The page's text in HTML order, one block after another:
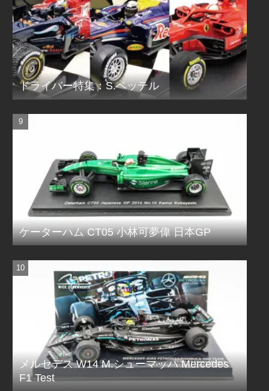
ドライバー特集：S.ベッテル
ケーターハム CT05 小林可夢偉 日本GP
メルセデス W14 M.シューマッハ Mercedes
F1 Test